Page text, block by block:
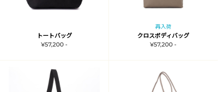
トートバッグ
¥57,200 -
再入荷
クロスボディバッグ
¥57,200 -